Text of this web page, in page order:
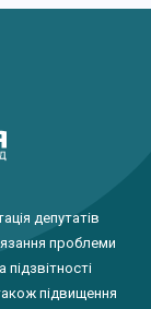
депутатів
проблеми
підзвітності
підвищення